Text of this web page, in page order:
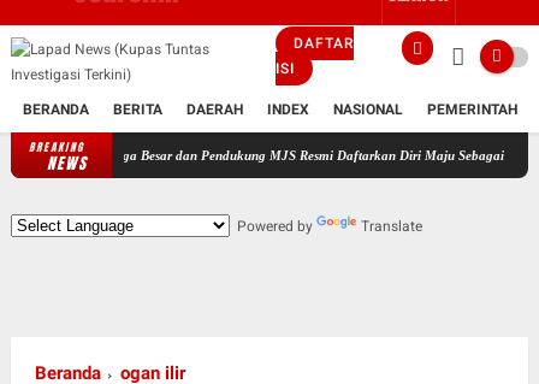
DAFTAR
ISI
BERANDA BERITA DAERAH INDEX NASIONAL PEMERINTAH
BREAKING
NEWS
Besar dan Pendukung MJS Resmi Daftarkan Diri Maju Sebagai Calon Kepala Desa
Powered by Translate
Beranda ogan ilir